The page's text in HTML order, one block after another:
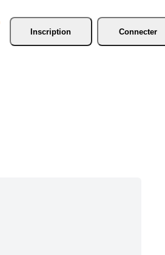
Inscription
Connecter